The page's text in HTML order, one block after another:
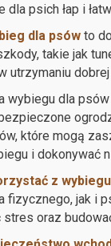
dla psich łap i
dla psówto
takie jak
utrzymaniu
wybiegu dla
które mogą
i dokonywać
z
fizycznego, jak i
oraz